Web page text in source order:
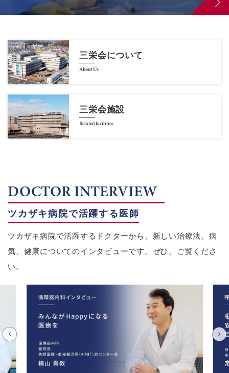
三栄会について
About Us
三栄会施設
Related facilities
DOCTOR INTERVIEW
ツカザキ病院で活躍する医師
ツカザキ病院で活躍するドクターから、新しい治療法、病
気、健康についてのインタビューです。ぜひ、ご覧くださ
い。